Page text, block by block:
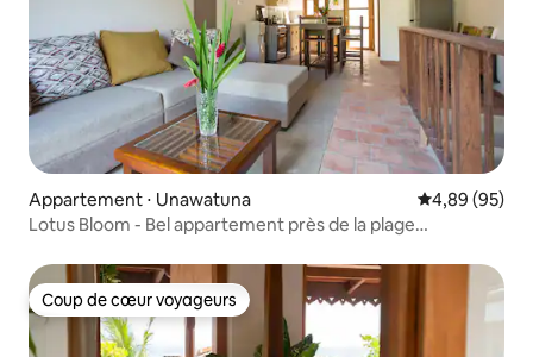
Appartement ⋅ Unawatuna Évaluation
4,89 (95)
Lotus Bloom - Bel appartement près de la plage
Coup de cœur voyageurs
Coup de cœur voyageurs